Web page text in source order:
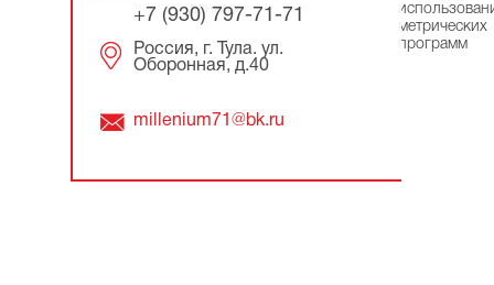
+7 (930) 797-71-71
Россия, г. Тула. ул.
Оборонная, д.40
millenium71@bk.ru
данных
метрических
программ